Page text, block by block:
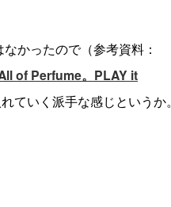
かったので（参考資料：
of Perfume。PLAY it
ていく派手な感じというか。